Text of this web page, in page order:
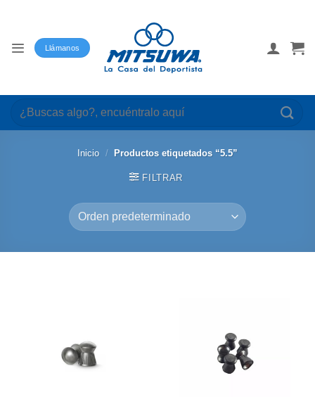
Llámanos
Buscar
por:
Inicio / Productos etiquetados “5.5”
FILTRAR